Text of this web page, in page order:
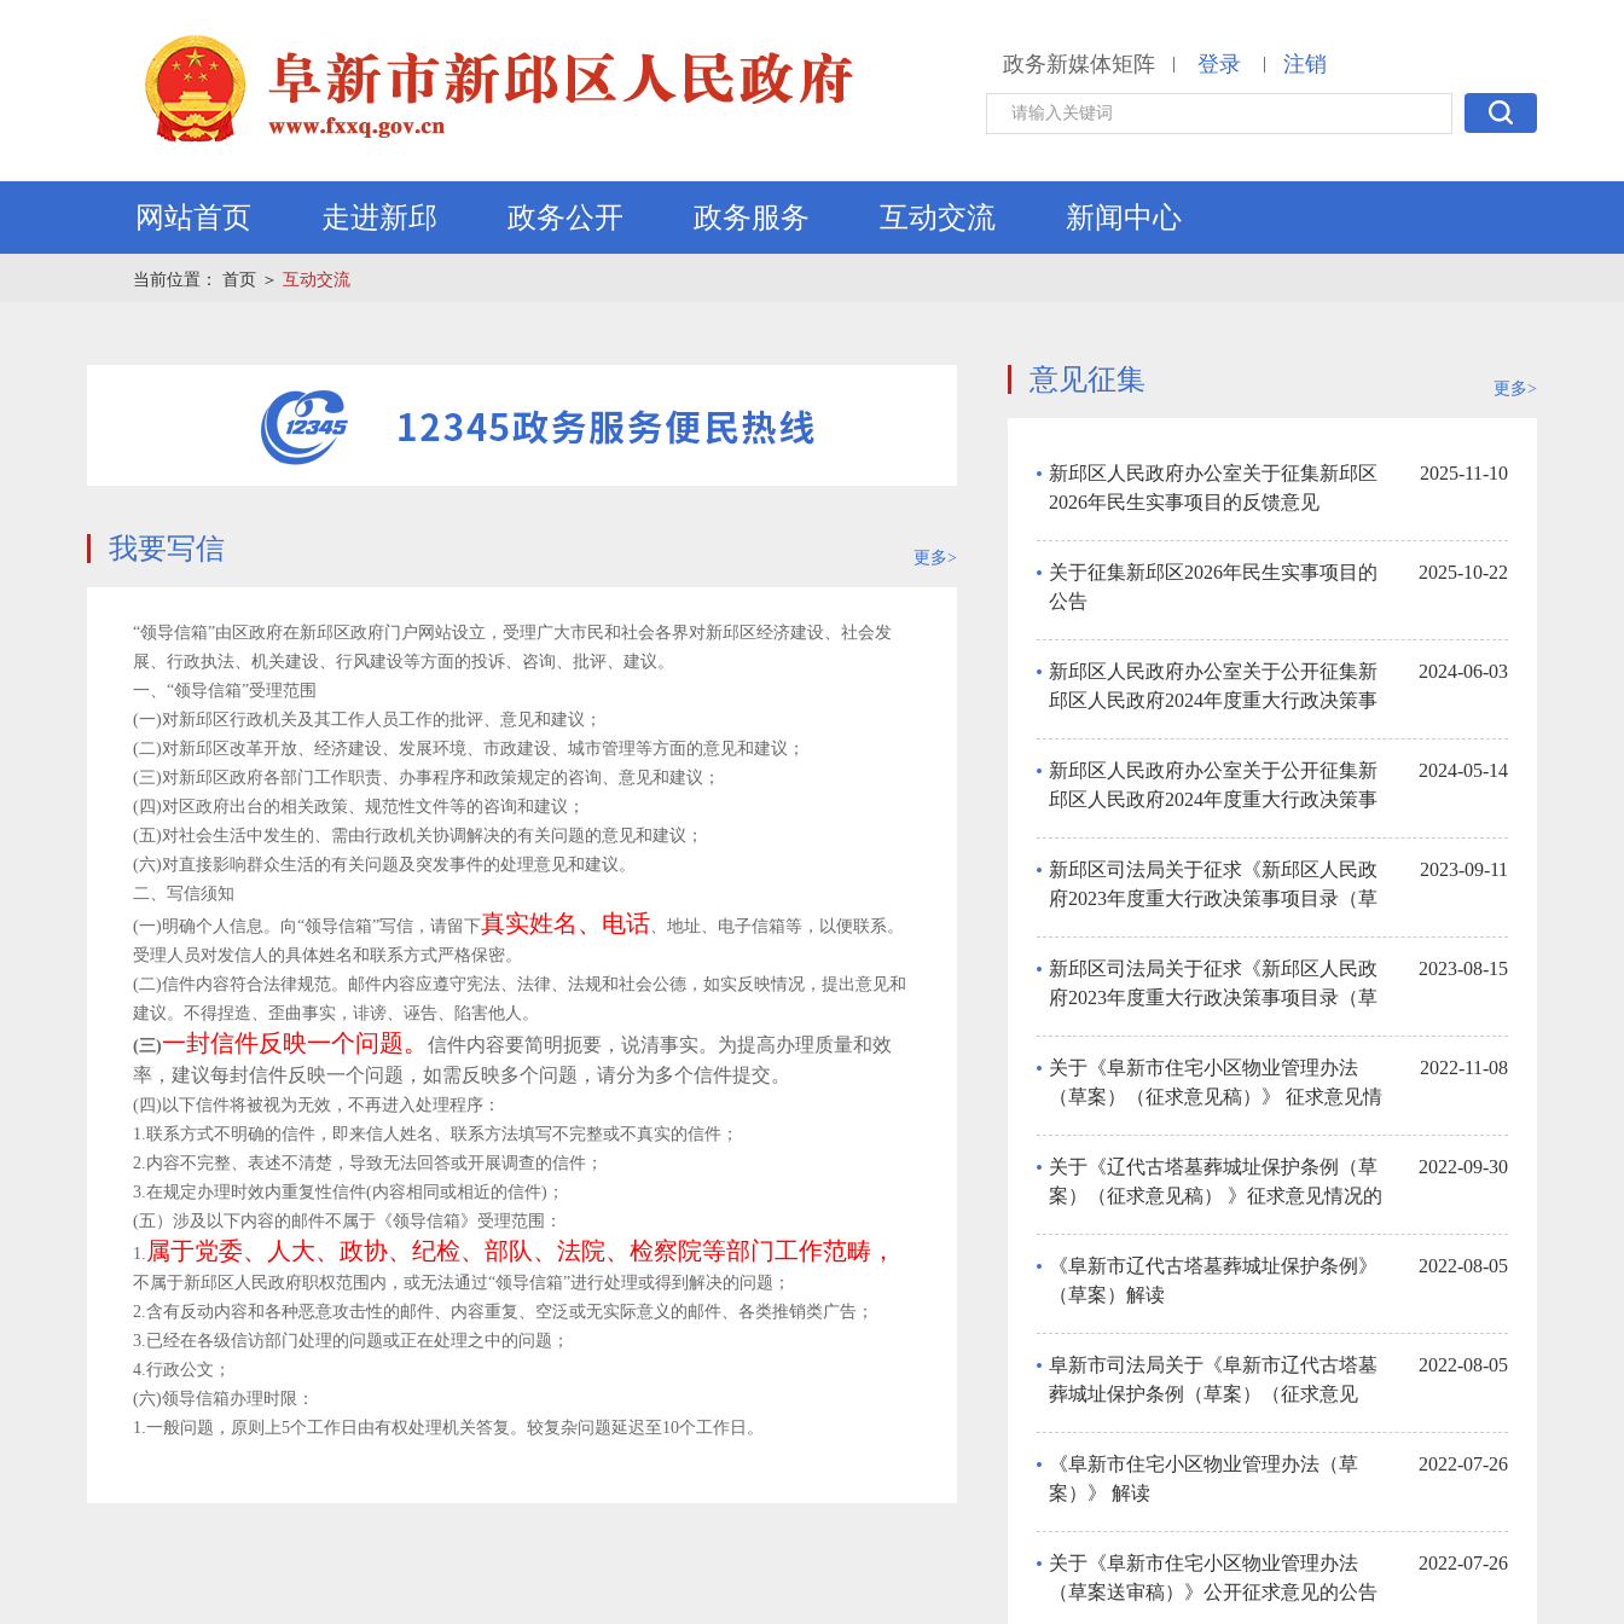
政务新媒体矩阵 | 登录 | 注销
网站首页 走进新邱 政务公开 政务服务 互动交流 新闻中心
当前位置： 首页 ＞ 互动交流
我要写信 更多>
“领导信箱”由区政府在新邱区政府门户网站设立，受理广大市民和社会各界对新邱区经济建设、社会发
展、行政执法、机关建设、行风建设等方面的投诉、咨询、批评、建议。
一、“领导信箱”受理范围
(一)对新邱区行政机关及其工作人员工作的批评、意见和建议；
(二)对新邱区改革开放、经济建设、发展环境、市政建设、城市管理等方面的意见和建议；
(三)对新邱区政府各部门工作职责、办事程序和政策规定的咨询、意见和建议；
(四)对区政府出台的相关政策、规范性文件等的咨询和建议；
(五)对社会生活中发生的、需由行政机关协调解决的有关问题的意见和建议；
(六)对直接影响群众生活的有关问题及突发事件的处理意见和建议。
二、写信须知
(一)明确个人信息。向“领导信箱”写信，请留下真实姓名、电话、地址、电子信箱等，以便联系。
受理人员对发信人的具体姓名和联系方式严格保密。
(二)信件内容符合法律规范。邮件内容应遵守宪法、法律、法规和社会公德，如实反映情况，提出意见和
建议。不得捏造、歪曲事实，诽谤、诬告、陷害他人。
(三)一封信件反映一个问题。
信件内容要简明扼要，说清事实。为提高办理质量和效
率，建议每封信件反映一个问题，如需反映多个问题，请分为多个信件提交。
(四)以下信件将被视为无效，不再进入处理程序：
1.联系方式不明确的信件，即来信人姓名、联系方法填写不完整或不真实的信件；
2.内容不完整、表述不清楚，导致无法回答或开展调查的信件；
3.在规定办理时效内重复性信件(内容相同或相近的信件)；
(五）涉及以下内容的邮件不属于《领导信箱》受理范围：
1. 属于党委、人大、政协、纪检、部队、法院、检察院等部门工作范畴，
不属于新邱区人民政府职权范围内，或无法通过“领导信箱”进行处理或得到解决的问题；
2.含有反动内容和各种恶意攻击性的邮件、内容重复、空泛或无实际意义的邮件、各类推销类广告；
3.已经在各级信访部门处理的问题或正在处理之中的问题；
4.行政公文；
(六)领导信箱办理时限：
1.一般问题，原则上5个工作日由有权处理机关答复。较复杂问题延迟至10个工作日。
意见征集 更多>
新邱区人民政府办公室关于征集新邱区
2026年民生实事项目的反馈意见
2025-11-10
关于征集新邱区2026年民生实事项目的
公告
2025-10-22
新邱区人民政府办公室关于公开征集新
邱区人民政府2024年度重大行政决策事
2024-06-03
新邱区人民政府办公室关于公开征集新
邱区人民政府2024年度重大行政决策事
2024-05-14
新邱区司法局关于征求《新邱区人民政
府2023年度重大行政决策事项目录（草
馈意见
2023-09-11
新邱区司法局关于征求《新邱区人民政
府2023年度重大行政决策事项目录（草
2023-08-15
关于《阜新市住宅小区物业管理办法
（草案）（征求意见稿）》 征求意见情
2022-11-08
关于《辽代古塔墓葬城址保护条例（草
案）（征求意见稿） 》征求意见情况的
2022-09-30
《阜新市辽代古塔墓葬城址保护条例》
（草案）解读
2022-08-05
阜新市司法局关于《阜新市辽代古塔墓
葬城址保护条例（草案）（征求意见
2022-08-05
《阜新市住宅小区物业管理办法（草
案）》 解读
2022-07-26
关于《阜新市住宅小区物业管理办法
（草案送审稿）》公开征求意见的公告
2022-07-26